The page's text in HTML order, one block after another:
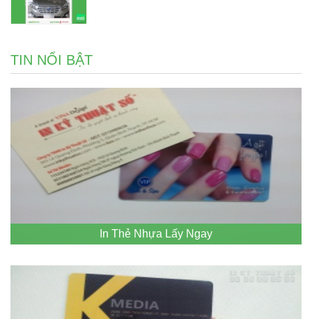
TIN NỔI BẬT
In Thẻ Nhựa Lấy Ngay